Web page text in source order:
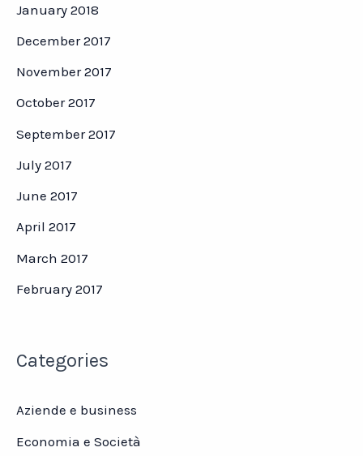
January 2018
December 2017
November 2017
October 2017
September 2017
July 2017
June 2017
April 2017
March 2017
February 2017
Categories
Aziende e business
Economia e Società